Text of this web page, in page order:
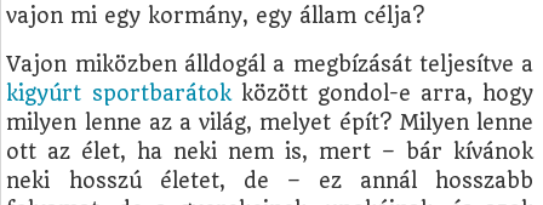
vajon mi egy kormány, egy állam célja?
Vajon miközben álldogál a megbízását teljesítve a
kigyúrt sportbarátokközött gondol-e arra, hogy
milyen lenne az a világ, melyet épít? Milyen lenne
ott az élet, ha neki nem is, mert – bár kívánok
neki hosszú életet, de – ez annál hosszabb